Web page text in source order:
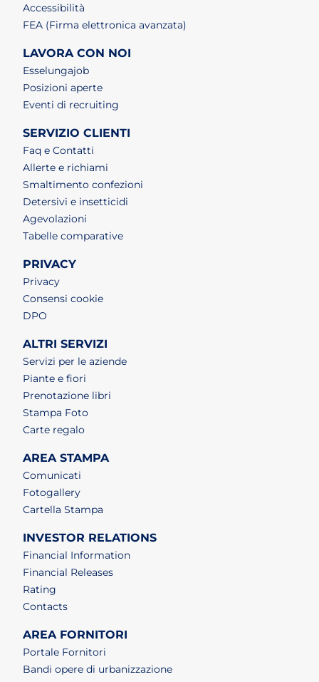
Accessibilità
FEA (Firma elettronica avanzata)
LAVORA CON NOI
Esselungajob(apri in un nuovo tab)
Posizioni aperte(apri in un nuovo tab)
Eventi di recruiting
SERVIZIO CLIENTI
Faq e Contatti
Allerte e richiami
Smaltimento confezioni
Detersivi e insetticidi
Agevolazioni
Tabelle comparative
PRIVACY
Privacy
Consensi cookie
DPO
ALTRI SERVIZI
Servizi per le aziende
Piante e fiori
Prenotazione libri
Stampa Foto
Carte regalo
AREA STAMPA
Comunicati
Fotogallery
Cartella Stampa
INVESTOR RELATIONS
Financial Information
Financial Releases
Rating
Contacts
AREA FORNITORI
Portale Fornitori
Bandi opere di urbanizzazione